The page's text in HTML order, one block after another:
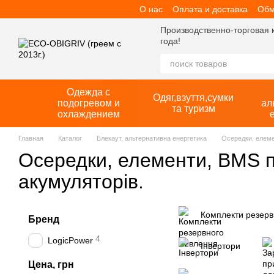
О нас Оплата и доставка
Производственно-
года!
Одежда с
подогревом и
охлаждением
Одяг,взуття,сумки
та туризм
Главная Каталог Блекаут, альтернативна енергетика Осередки,
Осередки, елементи, BMS
акумуляторів.
Комплекти
Інвертори
Бренд
LogicPower 4
Цена, грн